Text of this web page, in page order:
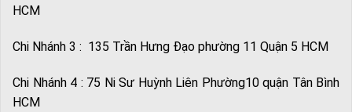
HCM
Chi Nhánh 3 : 135 Trần Hưng Đạo phường 11 Quận 5 HCM
Chi Nhánh 4 : 75 Ni Sư Huỳnh Liên Phường10 quận Tân Bình
HCM